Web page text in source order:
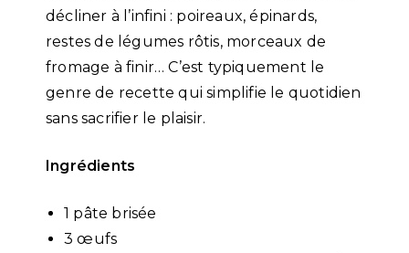
décliner à l’infini : poireaux, épinards,
restes de légumes rôtis, morceaux de
fromage à finir… C’est typiquement le
genre de recette qui simplifie le quotidien
sans sacrifier le plaisir.
Ingrédients
1 pâte brisée
3 œufs